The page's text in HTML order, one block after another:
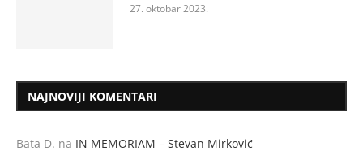
27. oktobar 2023.
NAJNOVIJI KOMENTARI
Bata D. na IN MEMORIAM – Stevan Mirković